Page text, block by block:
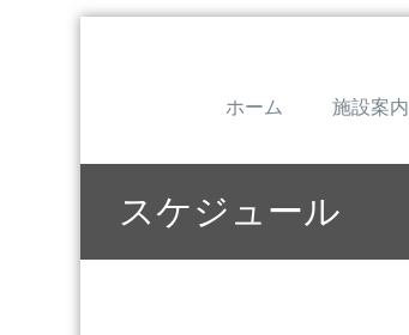
ホーム 施設案内
スケジュール